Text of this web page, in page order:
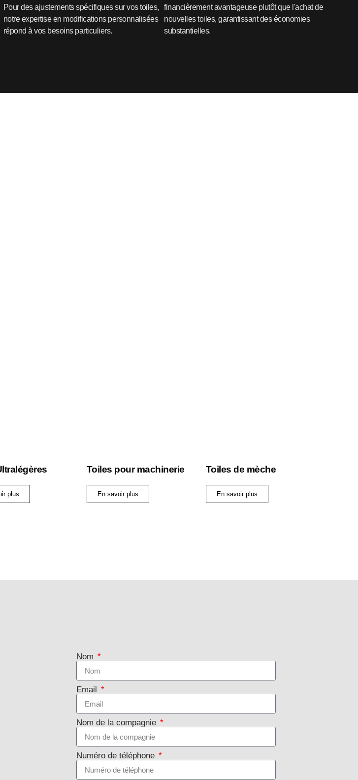
Pour des ajustements spécifiques sur vos toiles,
notre expertise en modifications personnalisées
répond à vos besoins particuliers.
financièrement avantageuse plutôt que l'achat de
nouvelles toiles, garantissant des économies
substantielles.
plus
Toiles pour machinerie
En savoir plus
Toiles de mèche
En savoir plus
Nom
Email
Nom de la compagnie
Numéro de téléphone